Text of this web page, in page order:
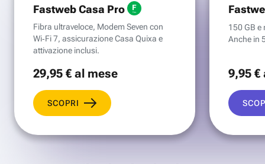
Fastweb Casa Pro
Fibra ultraveloce, Modem Seven con
Wi‑Fi 7, assicurazione Casa Quixa e
attivazione inclusi.
29,95 €al mese
SCOPRI
150 GB e
Anche in
9,95 €